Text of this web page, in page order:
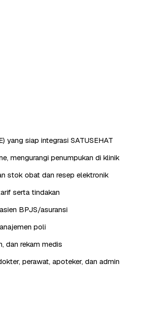
yang siap integrasi SATUSEHAT
mengurangi penumpukan di klinik
stok obat dan resep elektronik
serta tindakan
BPJS/asuransi
poli
dan rekam medis
perawat, apoteker, dan admin